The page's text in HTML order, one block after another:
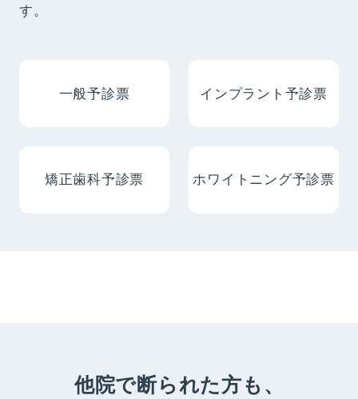
す。
⼀般予診票 インプラント予診票
矯正⻭科予診票 ホワイトニング予診票
他院で断られた方も、